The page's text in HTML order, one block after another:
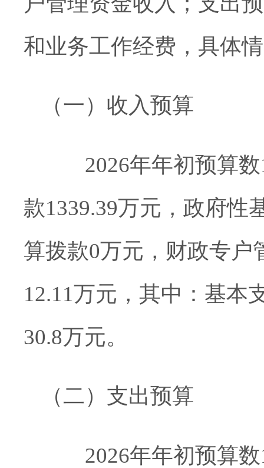
和业务工作经费，具体情
（一） 收入预算
2026年年初预算数
款1339.39万元，政府性
算拨款0万元， 财政专户
12.11万元， 其中： 基本
30.8万元。
（二） 支出预算
2026年年初预算数